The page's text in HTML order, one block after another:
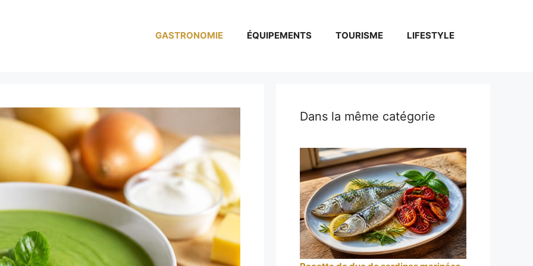
GASTRONOMIE ÉQUIPEMENTS TOURISME LIFESTYLE
Dans la même catégorie